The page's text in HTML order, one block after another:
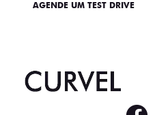
AGENDE UM TEST DRIVE